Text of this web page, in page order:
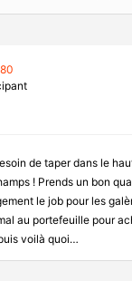
de taper dans le
! Prends un bon
le job pour les
au portefeuille pour
voilà quoi…